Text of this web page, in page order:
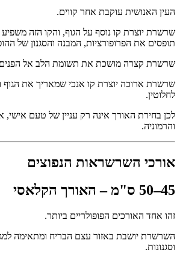
העין האנושית עוקבת אחר קווים.
שרשרת יוצרת קו נוסף על הגוף, והקו הזה משפיע
תופסים את הפרופורציות, המבנה והסגנון של
שרשרת קצרה מושכת את תשומת הלב אל הפנים
שרשרת ארוכה יוצרת קו אנכי שמאריך את הגוף
לחלוטין.
לכן בחירת האורך אינה רק עניין של טעם אישי,
והרמוניה.
אורכי השרשראות הנפוצים
45–50 ס"מ – האורך הקלאסי
זהו אחד האורכים הפופולריים ביותר.
השרשרת יושבת באזור עצם הבריח ומתאימה
וסגנונות.